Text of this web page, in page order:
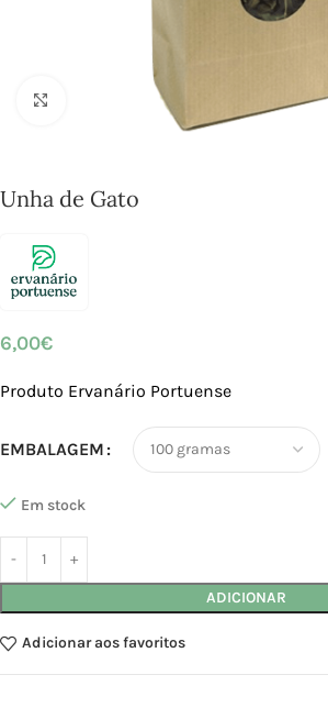
Click to enlarge
Unha de Gato
6,00€
Produto Ervanário Portuense
EMBALAGEM
Em stock
ADICIONAR
Adicionar aos favoritos